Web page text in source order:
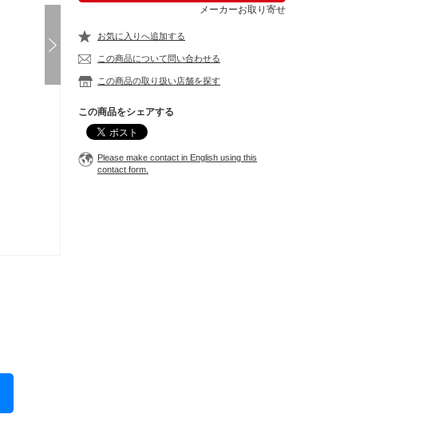
メーカーお取り寄せ
お気に入りへ追加する
この商品について問い合わせる
この商品の取り扱い店舗を探す
この商品をシェアする
Please make contact in English using this
contact form.